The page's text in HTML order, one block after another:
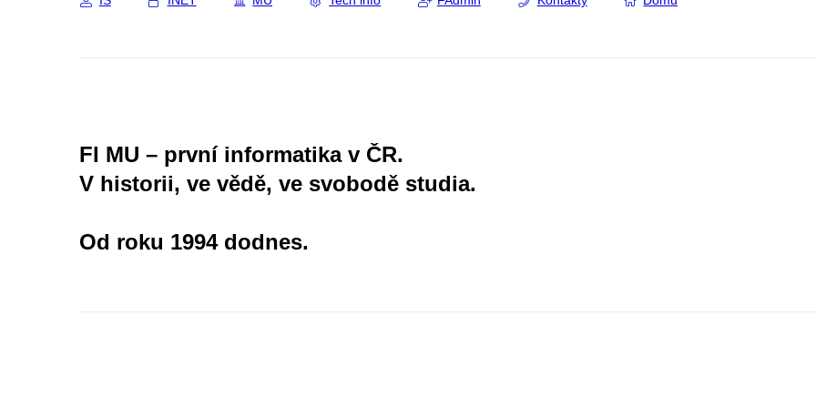
FI MU – první informatika v ČR.
V historii, ve vědě, ve svobodě studia.
Od roku 1994 dodnes.